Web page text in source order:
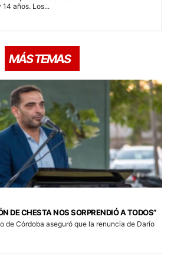
años. Los...
MÁS TEMAS
DE CHESTA NOS SORPRENDIÓ A TODOS”
de Córdoba aseguró que la renuncia de Darío